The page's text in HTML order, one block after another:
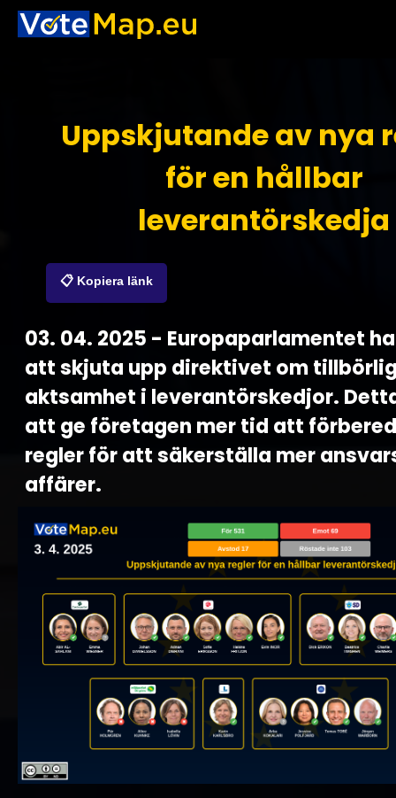
Uppskjutande av nya
för en hållbar
leverantörskedja
📋 Kopiera länk
03. 04. 2025 - Europaparlamentet
att skjuta upp direktivet om
aktsamhet i leverantörskedjor.
att ge företagen mer tid att
regler för att säkerställa mer
affärer.